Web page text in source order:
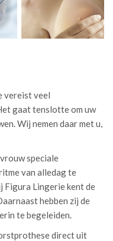
vereist veel
gaat tenslotte om uw
Wij nemen daar met u,
speciale
van alledag te
Figura Lingerie kent de
hebben zij de
te begeleiden.
direct uit